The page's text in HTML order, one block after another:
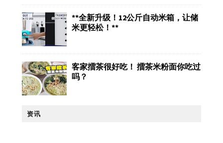
**全新升级！12公斤自动米箱，让储
米更轻松！**
客家擂茶很好吃！ 擂茶米粉面你吃过
吗？
资讯